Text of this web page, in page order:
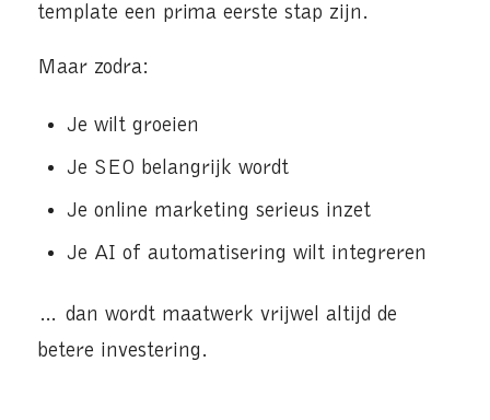
template een prima eerste stap zijn.
Maar zodra:
Je wilt groeien
Je SEO belangrijk wordt
Je online marketing serieus inzet
Je AI of automatisering wilt integreren
… dan wordt maatwerk vrijwel altijd de
betere investering.